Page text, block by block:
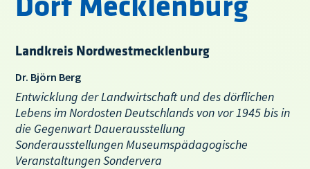
Dorf Mecklenburg
Landkreis Nordwestmecklenburg
Dr. Björn Berg
Entwicklung der Landwirtschaft und des dörflichen
Lebens im Nordosten Deutschlands von vor 1945 bis in
die Gegenwart Dauerausstellung
Sonderausstellungen Museumspädagogische
Veranstaltungen Sondervera